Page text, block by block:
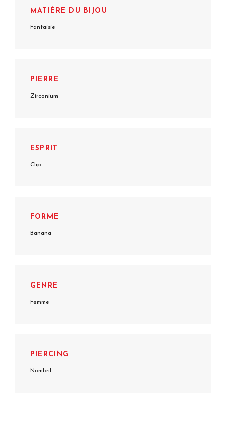
MATIÈRE DU BIJOU
Fantaisie
PIERRE
Zirconium
ESPRIT
Clip
FORME
Banana
GENRE
Femme
PIERCING
Nombril